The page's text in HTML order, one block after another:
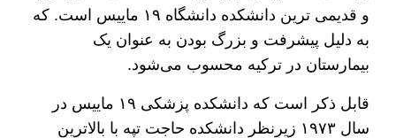
و قدیمی‌ ترین دانشکده دانشگاه ۱۹ ماییس است. که
به دلیل پیشرفت و بزرگ بودن به عنوان یک
بیمارستان در ترکیه محسوب می‌شود.
قابل ذکر است که دانشکده پزشکی ۱۹ ماییس در
سال ۱۹۷۳ زیرنظر دانشکده حاجت تپه با بالاترین